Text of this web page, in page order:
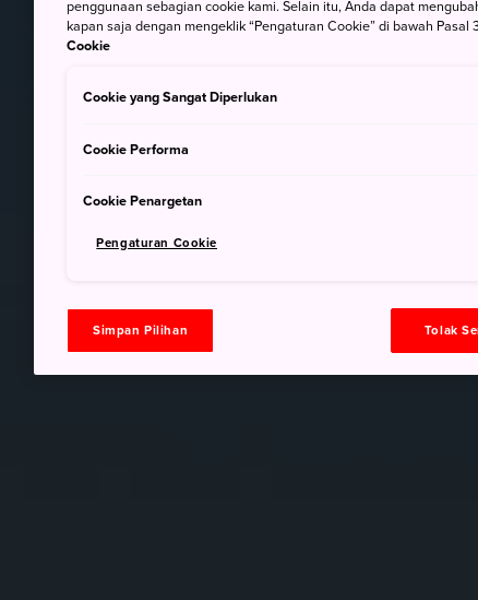
penggunaan sebagian cookie kami. Selain itu, Anda dapat
kapan saja dengan mengeklik “Pengaturan Cookie” di bawah Pasal
Cookie
Cookie yang Sangat Diperlukan
Cookie Performa
Cookie Penargetan
Pengaturan Cookie
Simpan Pilihan Tolak